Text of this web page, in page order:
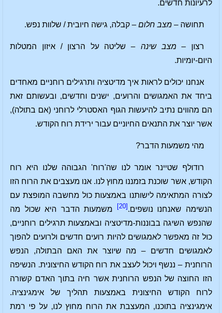
לרעיונות חדשים.
תחושה – מצב חלום – קבלה, גישה חיובית / שלוות נפש.
רצון – מצב שינה – שליטה על הרצון / איזון המטלות
היום-יומיות.
אנחנו יכולים לראות איך מדיטציה ותרגילים רוחניים מאחדים
ביחד את האמגושים והרועים, ישנים וחדשים, ובעשותם זאת
הם מהווים נתיב להיעשות הגוף האסטרלי לרוחני (אם בתולה),
אשר יוצר את התנאים החיוניים עבור ירידת רוח הקודש.
מהי משמעות הדבר?
רודולף שטיינר אומר לנו שה'רוח' הגבוהה שלנו היא רוח
הקודש, אשר שוכנת בזמננו מחוץ לנו. אנו מעצבים את הרוח הזו
לצורה המתאימה לישותנו באמצעות כול מחשבה המופצת עם
הנשימה שאנחנו נושפים. [20]
משמעות הדבר היא שכול מה
שהנפש השיגה בבוננות-מדיטציה ובאמצעות תרגילים רוחניים,
כול זה מאפשר לאמגושים להיות רועים חדשים ולרועים להפוך
לאמגושים חדשים – מה שיוצר את האם הבתולה, הנפש
הרוחנית – ננשף ויכול לעצב את רוח הקודש החיצונית. הנשיפה
הזו החוצה של הנפש הרוחנית אשר חיה בתוך האדם קשורה
לרוח הקודש החיצונית באמצעות תהליך של אימגינציה.
אימגינציה בתוכנו, המעצבת את הרוח מחוץ לנו, על פי רמת